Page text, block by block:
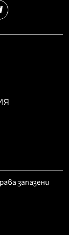
запазени